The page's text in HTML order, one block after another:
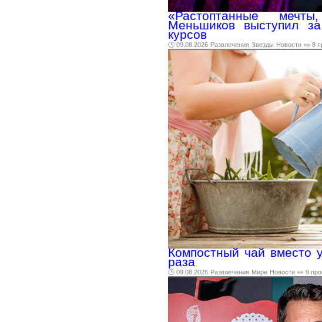
«Растоптанные
Меньшиков выступил
курсов
🕑 09.08.2026 Развлечения Звезды Новости 👀 8
Компостный чай вместо
раза
🕑 09.08.2026 Развлечения Мире Новости 👀 9